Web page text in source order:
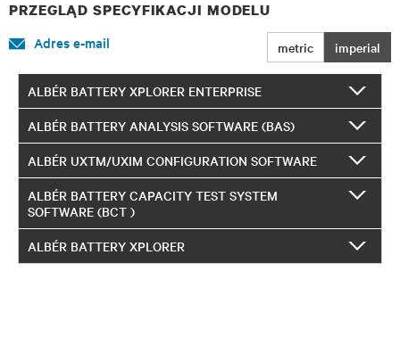
PRZEGLĄD SPECYFIKACJI MODELU
metric imperial
Adres e-mail
ALBÉR BATTERY XPLORER ENTERPRISE
ALBÉR BATTERY ANALYSIS SOFTWARE (BAS)
ALBÉR UXTM/UXIM CONFIGURATION SOFTWARE
ALBÉR BATTERY CAPACITY TEST SYSTEM
SOFTWARE (BCT )
ALBÉR BATTERY XPLORER